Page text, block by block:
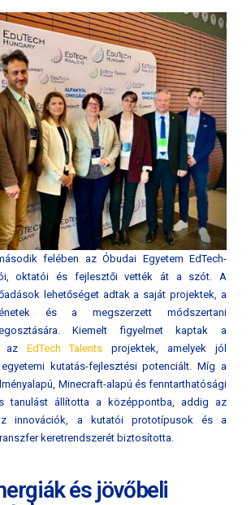
felében az Óbudai Egyetem EdTech-
oktatói és fejlesztői vették át a szót. A
lehetőséget adtak a saját projektek, a
és a megszerzett módszertani
Kiemelt figyelmet kaptak a
az EdTech Talents projektek, amelyek jól
kutatás-fejlesztési potenciált. Míg a
Minecraft-alapú és fenntarthatósági
tanulást állította a középpontba, addig az
innovációk, a kutatói prototípusok és a
keretrendszerét biztosította.
és jövőbeli